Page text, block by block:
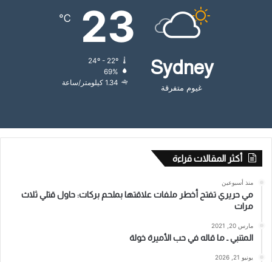
Sydney
غيوم متفرقة
23
℃
24º - 22º
69%
1.34 كيلومتر/ساعة
أكثر المقالات قراءة
منذ أسبوعين
مي حريري تفتح أخطر ملفات علاقتها بملحم بركات: حاول قتلي ثلاث
مرات
مارس 20, 2021
المتنبي ـ ما قاله في حب الأميرة خولة
يونيو 21, 2026